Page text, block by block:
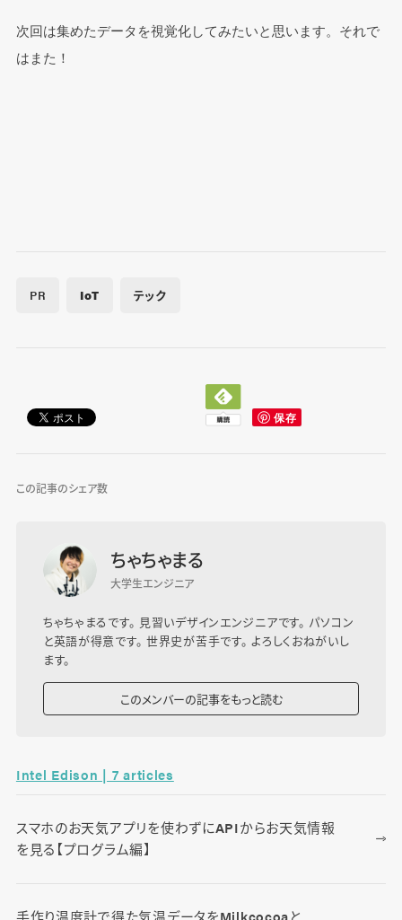
次回は集めたデータを視覚化してみたいと思います。それで
はまた！
PR IoT テック
この記事のシェア数
ちゃちゃまる
大学生エンジニア
ちゃちゃまるです。 見習いデザインエンジニアです。 パソコン
と英語が得意です。 世界史が苦手です。 よろしくおねがいし
ます。
このメンバーの記事をもっと読む
Intel Edison | 7 articles
スマホのお天気アプリを使わずにAPIからお天気情報
を見る【プログラム編】